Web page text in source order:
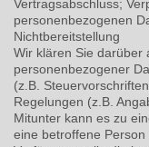
Vertragsabschluss;
personenbezogenen
Nichtbereitstellung
Wir klären Sie darüber
personenbezogener
(z.B.
Regelungen (z.B.
Mitunter kann es zu
eine betroffene